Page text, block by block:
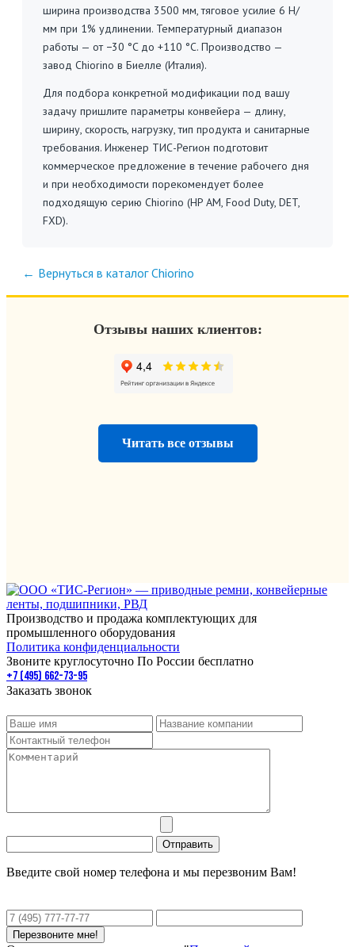
ширина производства 3500 мм, тяговое усилие 6 Н/
мм при 1% удлинении. Температурный диапазон
работы — от −30 °C до +110 °C. Производство —
завод Chiorino в Биелле (Италия).
Для подбора конкретной модификации под вашу
задачу пришлите параметры конвейера — длину,
ширину, скорость, нагрузку, тип продукта и санитарные
требования. Инженер ТИС-Регион подготовит
коммерческое предложение в течение рабочего дня
и при необходимости порекомендует более
подходящую серию Chiorino (HP AM, Food Duty, DET,
FXD).
← Вернуться в каталог Chiorino
Отзывы наших клиентов:
Читать все отзывы
Производство и продажа комплектующих для
промышленного оборудования
Политика конфиденциальности
Звоните круглосуточно По России бесплатно
+7 (495) 662-73-95
Заказать звонок
Введите свой номер телефона и мы перезвоним Вам!